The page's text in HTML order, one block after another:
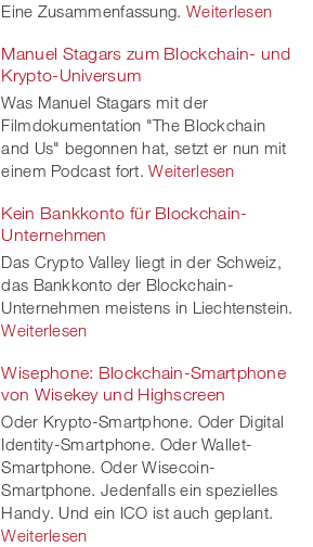
Eine Zusammenfassung. Weiterlesen
Manuel Stagars zum Blockchain- und
Krypto-Universum
Was Manuel Stagars mit der
Filmdokumentation "The Blockchain
and Us" begonnen hat, setzt er nun mit
einem Podcast fort. Weiterlesen
Kein Bankkonto für Blockchain-
Unternehmen
Das Crypto Valley liegt in der Schweiz,
das Bankkonto der Blockchain-
Unternehmen meistens in Liechtenstein.
Weiterlesen
Wisephone: Blockchain-Smartphone
von Wisekey und Highscreen
Oder Krypto-Smartphone. Oder Digital
Identity-Smartphone. Oder Wallet-
Smartphone. Oder Wisecoin-
Smartphone. Jedenfalls ein spezielles
Handy. Und ein ICO ist auch geplant.
Weiterlesen